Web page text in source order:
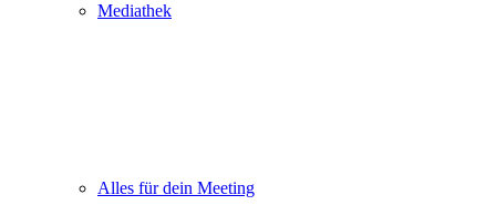
Mediathek
Alles für dein Meeting